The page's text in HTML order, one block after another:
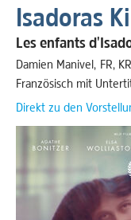
content
Isadoras
Les enfants
Damien Manivel FR, KR
Französisch mit
Direkt zu den